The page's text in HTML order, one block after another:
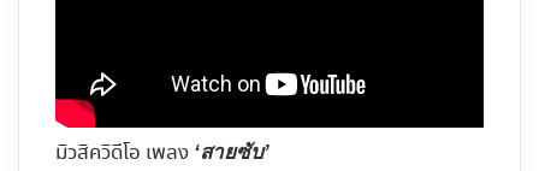
มิวสิควิดีโอ เพลง ‘สายซับ’